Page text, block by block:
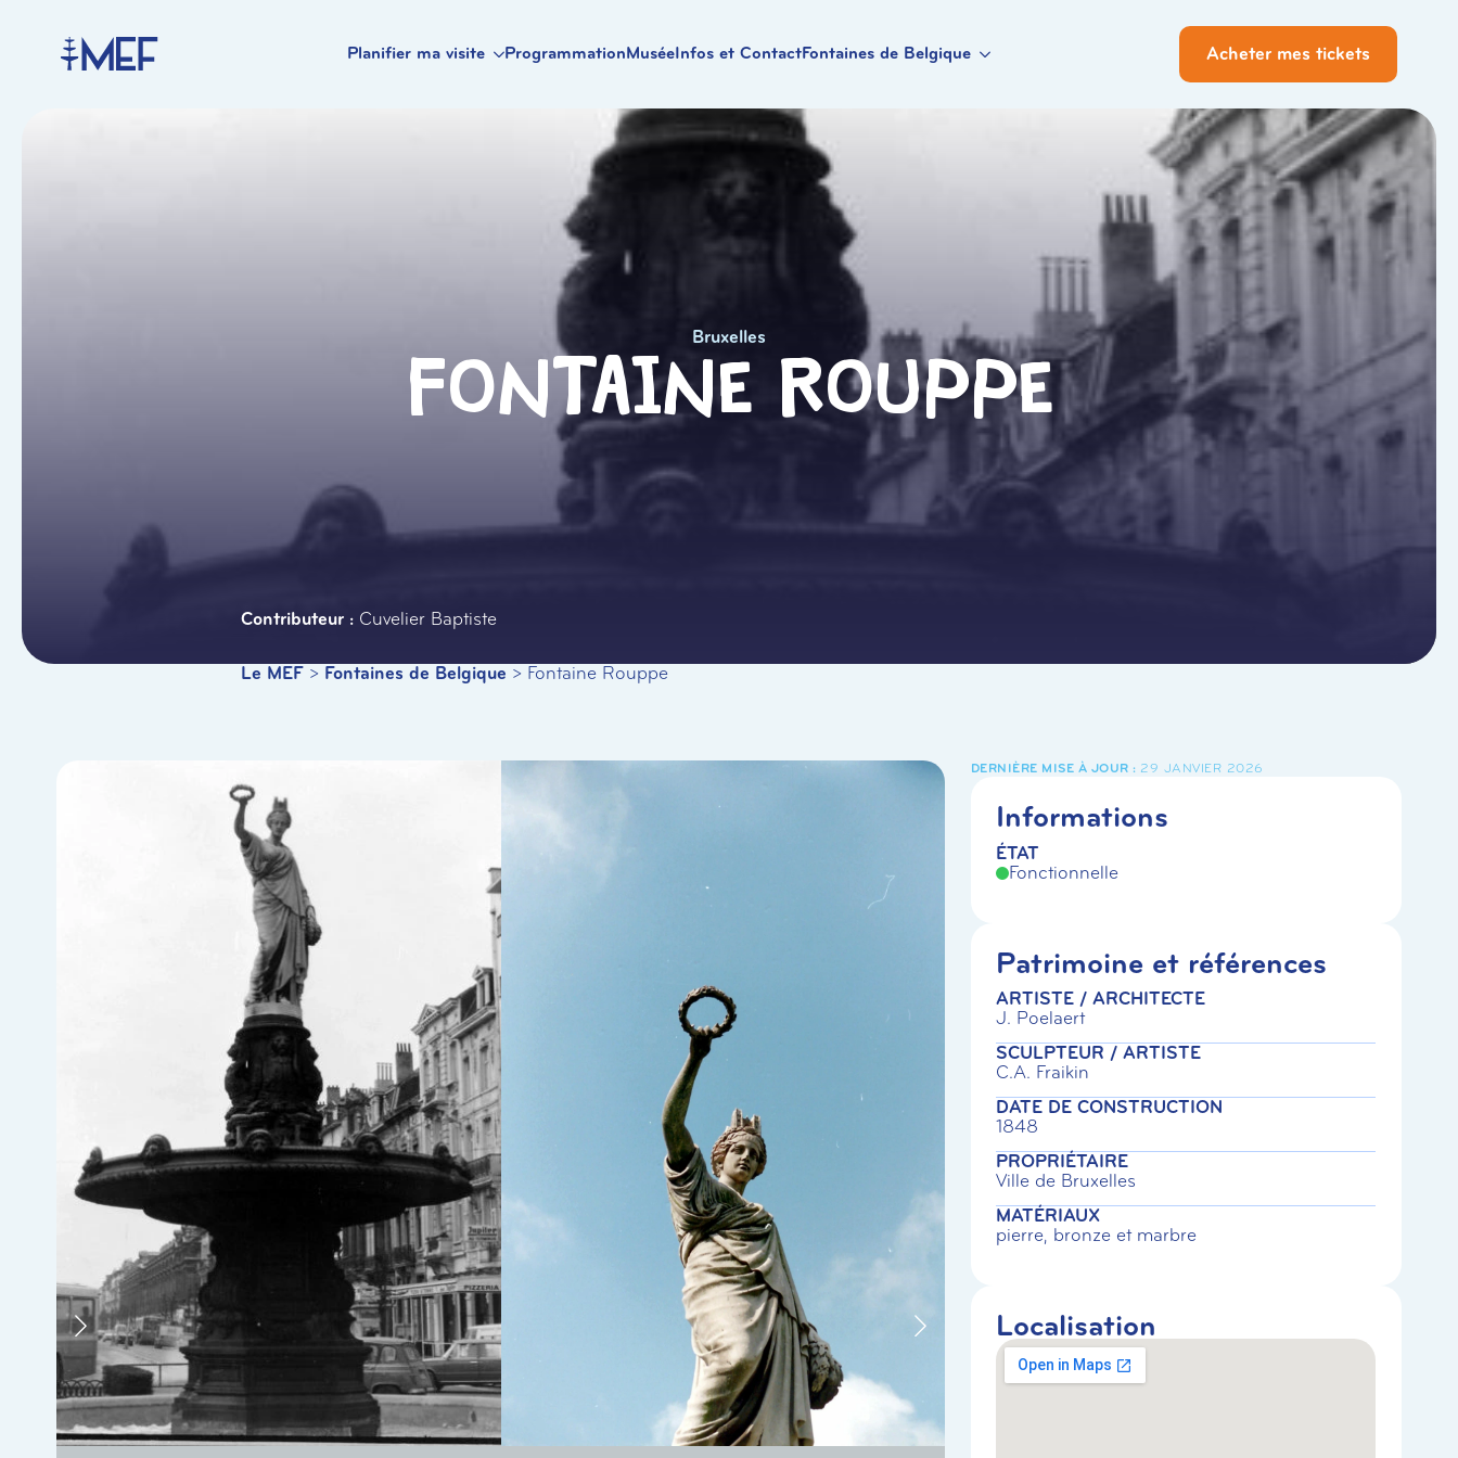
Planifier ma visite ProgrammationMuséeInfos et ContactFontaines de Belgique Acheter mes tickets
Bruxelles
Fontaine Rouppe
Cuvelier Baptiste
Le MEF > Fontaines de Belgique > Fontaine Rouppe
29 JANVIER 2026
Informations
ÉTAT
Fonctionnelle
Patrimoine et références
ARTISTE / ARCHITECTE
J. Poelaert
SCULPTEUR / ARTISTE
C.A. Fraikin
DATE DE CONSTRUCTION
1848
PROPRIÉTAIRE
Ville de Bruxelles
MATÉRIAUX
pierre, bronze et marbre
Localisation